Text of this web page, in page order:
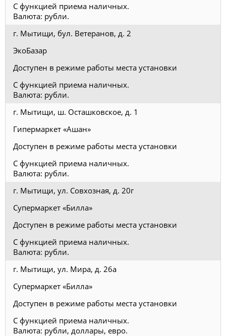
С функцией приема наличных.
Валюта: рубли.
г. Мытищи, бул. Ветеранов, д. 2
ЭкоБазар
Доступен в режиме работы места установки
С функцией приема наличных.
Валюта: рубли.
г. Мытищи, ш. Осташковское, д. 1
Гипермаркет «Ашан»
Доступен в режиме работы места установки
С функцией приема наличных.
Валюта: рубли.
г. Мытищи, ул. Совхозная, д. 20г
Супермаркет «Билла»
Доступен в режиме работы места установки
С функцией приема наличных.
Валюта: рубли.
г. Мытищи, ул. Мира, д. 26а
Супермаркет «Билла»
Доступен в режиме работы места установки
С функцией приема наличных.
Валюта: рубли, доллары, евро.